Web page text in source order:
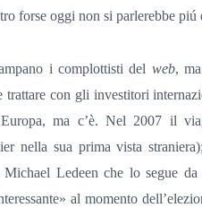
forse oggi non si parlerebbe piú
i complottisti del web,
trattare con gli investitori
ma c’è. Nel 2007 il
nella sua prima vista
Ledeen che lo segue
al momento